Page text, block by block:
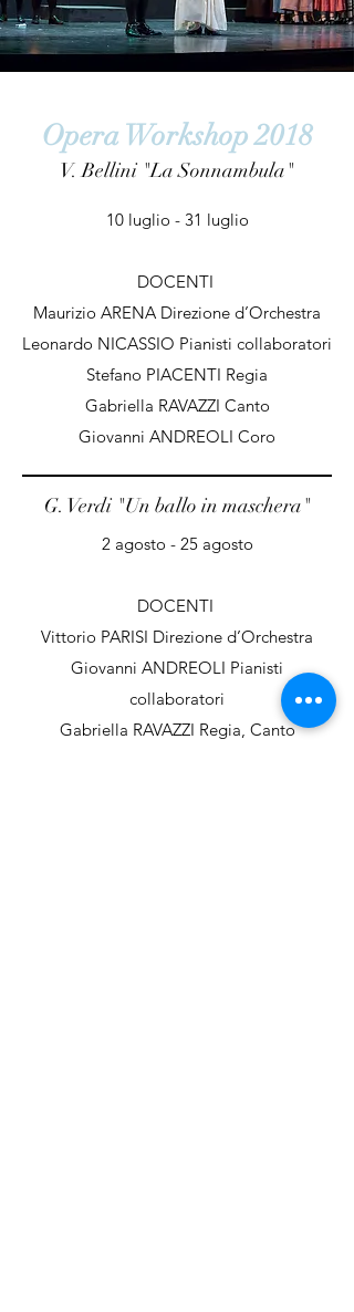
Opera Workshop 2018
V. Bellini "La Sonnambula"
10 luglio - 31 luglio
DOCENTI
Maurizio ARENA Direzione d’Orchestra
Leonardo NICASSIO Pianisti collaboratori
Stefano PIACENTI Regia
Gabriella RAVAZZI Canto
Giovanni ANDREOLI Coro
G. Verdi "Un ballo in maschera"
2 agosto - 25 agosto
DOCENTI
Vittorio PARISI Direzione d’Orchestra
Giovanni ANDREOLI Pianisti
collaboratori
Gabriella RAVAZZI Regia, Canto